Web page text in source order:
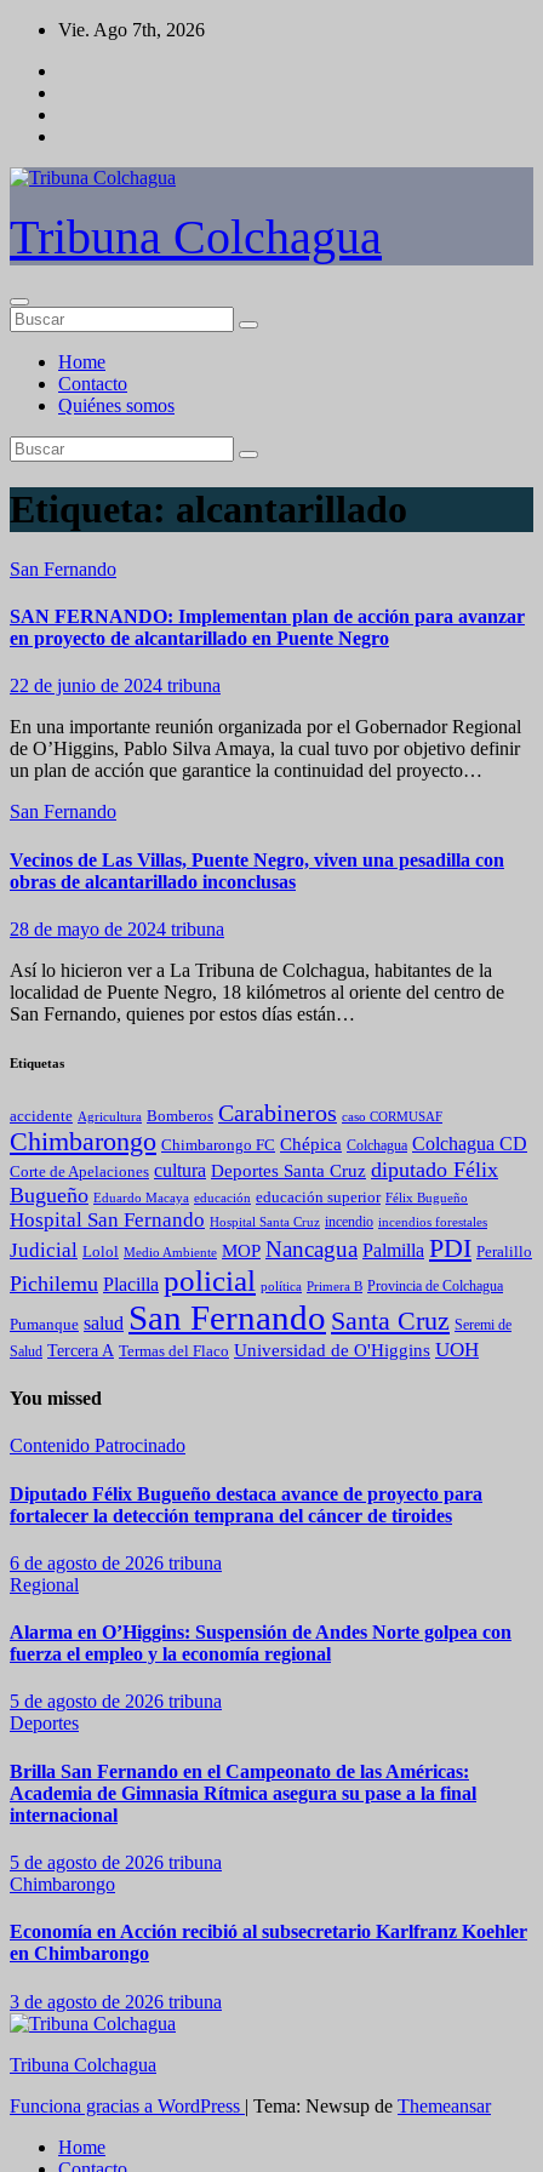
Saltar
contenido
Vie. Ago 7th, 2026
Tribuna Colchagua
Home
Contacto
Quiénes somos
Etiqueta: alcantarillado
San Fernando
SAN FERNANDO: Implementan plan de acción para avanzar
en proyecto de alcantarillado en Puente Negro
22 de junio de 2024 tribuna
En una importante reunión organizada por el Gobernador Regional
de O’Higgins, Pablo Silva Amaya, la cual tuvo por objetivo definir
un plan de acción que garantice la continuidad del proyecto…
San Fernando
Vecinos de Las Villas, Puente Negro, viven una pesadilla con
obras de alcantarillado inconclusas
28 de mayo de 2024 tribuna
Así lo hicieron ver a La Tribuna de Colchagua, habitantes de la
localidad de Puente Negro, 18 kilómetros al oriente del centro de
San Fernando, quienes por estos días están…
Etiquetas
accidente Agricultura Bomberos Carabineros caso CORMUSAF
Chimbarongo Chimbarongo FC Chépica Colchagua Colchagua CD
Corte de Apelaciones cultura Deportes Santa Cruz diputado Félix
Bugueño Eduardo Macaya educación educación superior Félix Bugueño
Hospital San Fernando Hospital Santa Cruz incendio incendios forestales
Judicial Lolol Medio Ambiente MOP Nancagua Palmilla PDI Peralillo
Pichilemu Placilla policial política Primera B Provincia de Colchagua
Pumanque salud San Fernando Santa Cruz Seremi de
Salud Tercera A Termas del Flaco Universidad de O'Higgins UOH
You missed
Contenido Patrocinado
Diputado Félix Bugueño destaca avance de proyecto para
fortalecer la detección temprana del cáncer de tiroides
6 de agosto de 2026 tribuna
Regional
Alarma en O’Higgins: Suspensión de Andes Norte golpea con
fuerza el empleo y la economía regional
5 de agosto de 2026 tribuna
Deportes
Brilla San Fernando en el Campeonato de las Américas:
Academia de Gimnasia Rítmica asegura su pase a la final
internacional
5 de agosto de 2026 tribuna
Chimbarongo
Economía en Acción recibió al subsecretario Karlfranz Koehler
en Chimbarongo
3 de agosto de 2026 tribuna
Tribuna Colchagua
Funciona gracias a WordPress | Tema: Newsup de Themeansar
Home